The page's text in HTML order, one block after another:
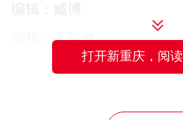
准主攻方向，推行“企业
高校筑基”的任务对接模
组建创新联合体承接国
打通资源共享通道，盘
编辑：臧博
审核：王瑞琳
主编：张燕
打开新重庆，阅